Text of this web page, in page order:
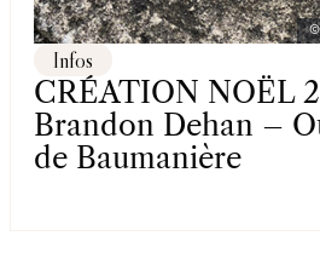
©
Infos
CRÉATION NOËL
Brandon Dehan –
de Baumanière